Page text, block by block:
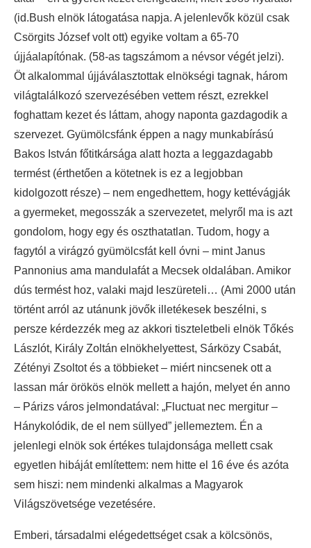
(id.Bush elnök látogatása napja. A jelenlevők közül csak
Csörgits József volt ott) egyike voltam a 65-70
újjáalapítónak. (58-as tagszámom a névsor végét jelzi).
Öt alkalommal újjáválasztottak elnökségi tagnak, három
világtalálkozó szervezésében vettem részt, ezrekkel
foghattam kezet és láttam, ahogy naponta gazdagodik a
szervezet. Gyümölcsfánk éppen a nagy munkabírású
Bakos István főtitkársága alatt hozta a leggazdagabb
termést (érthetően a kötetnek is ez a legjobban
kidolgozott része) – nem engedhettem, hogy kettévágják
a gyermeket, megosszák a szervezetet, melyről ma is azt
gondolom, hogy egy és oszthatatlan. Tudom, hogy a
fagytól a virágzó gyümölcsfát kell óvni – mint Janus
Pannonius ama mandulafát a Mecsek oldalában. Amikor
dús termést hoz, valaki majd leszüreteli… (Ami 2000 után
történt arról az utánunk jövők illetékesek beszélni, s
persze kérdezzék meg az akkori tiszteletbeli elnök Tőkés
Lászlót, Király Zoltán elnökhelyettest, Sárközy Csabát,
Zétényi Zsoltot és a többieket – miért nincsenek ott a
lassan már örökös elnök mellett a hajón, melyet én anno
– Párizs város jelmondatával: „Fluctuat nec mergitur –
Hánykolódik, de el nem süllyed” jellemeztem. Én a
jelenlegi elnök sok értékes tulajdonsága mellett csak
egyetlen hibáját említettem: nem hitte el 16 éve és azóta
sem hiszi: nem mindenki alkalmas a Magyarok
Világszövetsége vezetésére.
Emberi, társadalmi elégedettséget csak a kölcsönös,